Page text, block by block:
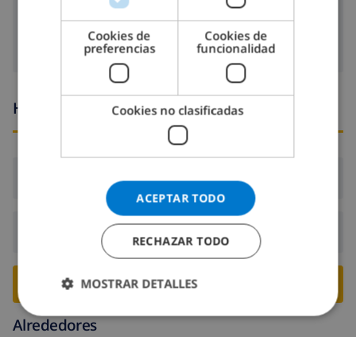
reproductor de DVD
Horario de llegada y salida
Llegada:Desde 16:00 antes de 21:00
Salida: Antes de: 10:00
RESERVE ESTE CHALÉ ›
Alrededores
Cookies de
preferencias
Cookies de
funcionalidad
Cookies no clasificadas
ACEPTAR TODO
RECHAZAR TODO
MOSTRAR DETALLES